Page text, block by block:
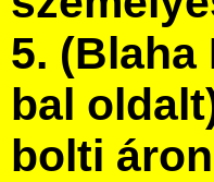
5.
bal
bolti